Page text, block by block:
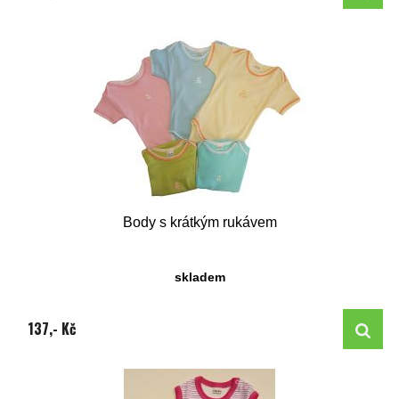
Body s krátkým rukávem
skladem
137,- Kč